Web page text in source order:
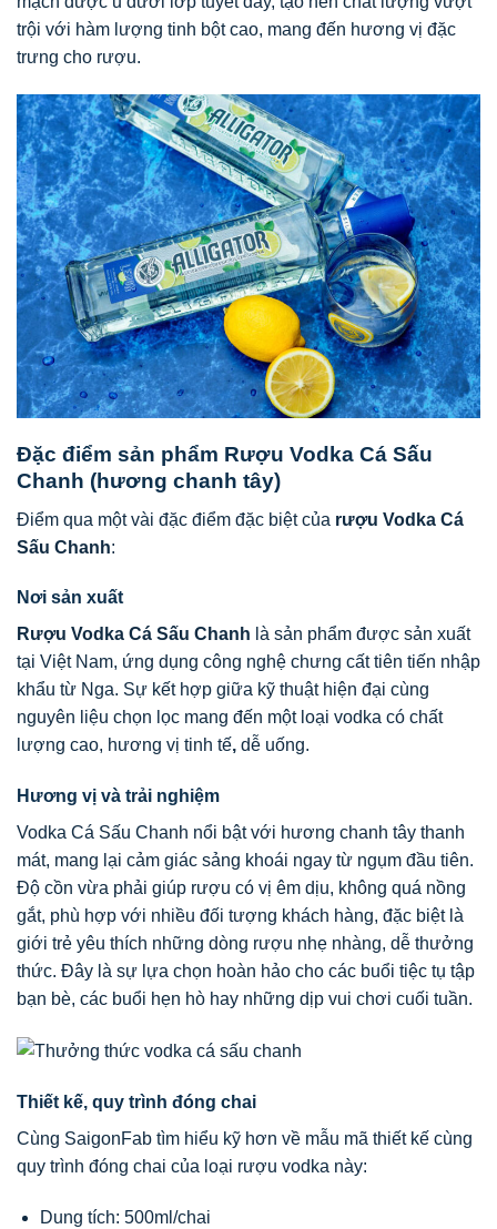
trội với hàm lượng tinh bột cao, mang đến hương vị đặc
trưng cho rượu.
Đặc điểm sản phẩm Rượu Vodka Cá Sấu
Chanh (hương chanh tây)
Điểm qua một vài đặc điểm đặc biệt của rượu Vodka Cá
Sấu Chanh:
Nơi sản xuất
Rượu Vodka Cá Sấu Chanh là sản phẩm được sản xuất
tại Việt Nam, ứng dụng công nghệ chưng cất tiên tiến nhập
khẩu từ Nga. Sự kết hợp giữa kỹ thuật hiện đại cùng
nguyên liệu chọn lọc mang đến một loại vodka có chất
lượng cao, hương vị tinh tế, dễ uống.
Hương vị và trải nghiệm
Vodka Cá Sấu Chanh nổi bật với hương chanh tây thanh
mát, mang lại cảm giác sảng khoái ngay từ ngụm đầu tiên.
Độ cồn vừa phải giúp rượu có vị êm dịu, không quá nồng
gắt, phù hợp với nhiều đối tượng khách hàng, đặc biệt là
giới trẻ yêu thích những dòng rượu nhẹ nhàng, dễ thưởng
thức. Đây là sự lựa chọn hoàn hảo cho các buổi tiệc tụ tập
bạn bè, các buổi hẹn hò hay những dịp vui chơi cuối tuần.
Thiết kế, quy trình đóng chai
Cùng SaigonFab tìm hiểu kỹ hơn về mẫu mã thiết kế cùng
quy trình đóng chai của loại rượu vodka này:
Dung tích: 500ml/chai